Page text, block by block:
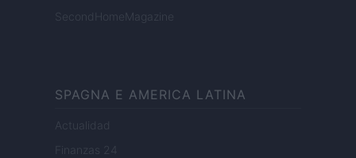
SecondHomeMagazine
SPAGNA E AMERICA LATINA
Actualidad
Finanzas 24